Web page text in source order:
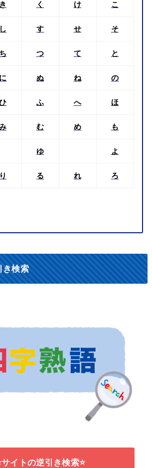
き く け こ
し す せ そ
ち つ て と
に ぬ ね の
ふ へ ほ
む め も
ゆ よ
り る れ ろ
き検索
サイトの逆引き検索⭐